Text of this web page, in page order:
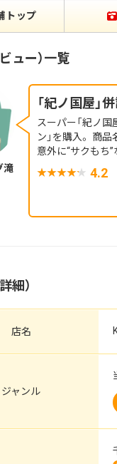
トップ
ュー）一覧
滝
「紀ノ国屋」
スーパー「紀ノ
ン」を購入。 商
意外に“サクもち
4.2
細）
店名
ジャンル